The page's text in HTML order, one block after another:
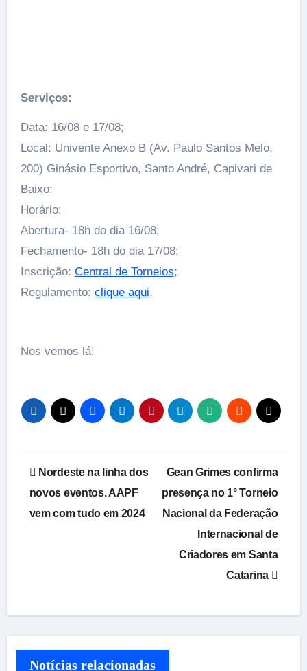
Serviços:
Data: 16/08 e 17/08;
Local: Univente Anexo B (Av. Paulo Santos Melo,
200) Ginásio Esportivo, Santo André, Capivari de
Baixo;
Horário:
Abertura- 18h do dia 16/08;
Fechamento- 18h do dia 17/08;
Inscrição: Central de Torneios;
Regulamento: clique aqui.
Nos vemos lá!
Navegação
de
Post
Nordeste na linha dos
novos eventos. AAPF
vem com tudo em 2024
Gean Grimes confirma
presença no 1° Torneio
Nacional da Federação
Internacional de
Criadores em Santa
Catarina
Notícias relacionadas